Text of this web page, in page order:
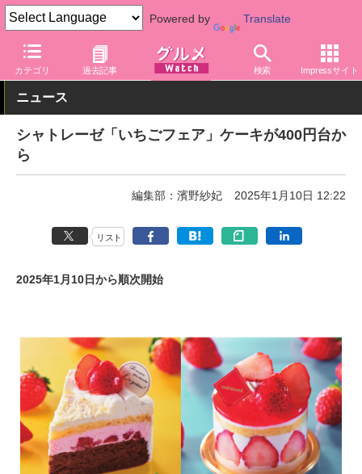
Powered by Translate
カテゴリ 過去記事 検索 Impressサイト
グルメ Watch 店舗 洋菓子店
ニュース
シャトレーゼ「いちごフェア」ケーキが400円台か
ら
編集部：濱野紗妃 2025年1月10日 12:22
リスト
2025年1月10日から順次開始